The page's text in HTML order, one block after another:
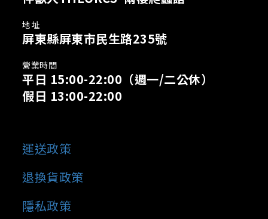
地址
屏東縣屏東市民生路235號
營業時間
平日 15:00-22:00 （週一/二公休）
假日 13:00-22:00
運送政策
退換貨政策
隱私政策